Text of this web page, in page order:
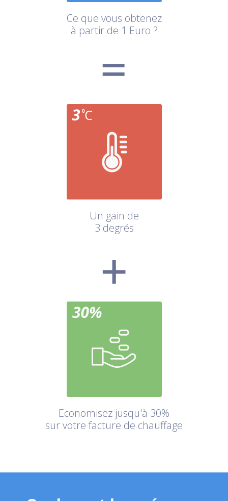
Ce que vous obtenez
à partir de 1 Euro ?
Un gain de
3 degrés
Economisez jusqu'à 30%
sur votre facture de chauffage